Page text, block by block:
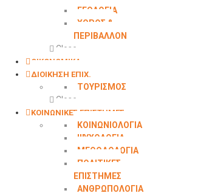
ΓΕΩΛOΓΙΑ
ΧΩΡΟΣ &
ΠΕΡΙΒΑΛΛΟΝ
Close
ΟΙΚΟΝΟΜΙΚΑ
ΔΙΟΙΚΗΣΗ ΕΠΙΧ.
ΤΟΥΡΙΣΜΟΣ
Close
ΚΟΙΝΩΝΙΚΕΣ ΕΠΙΣΤΗΜΕΣ
ΚΟΙΝΩΝΙΟΛΟΓΙΑ
ΨΥΧΟΛΟΓΙΑ
ΜΕΘΟΔΟΛΟΓΙΑ
ΠΟΛΙΤΙΚΕΣ
ΕΠΙΣΤΗΜΕΣ
ΑΝΘΡΩΠΟΛΟΓΙΑ